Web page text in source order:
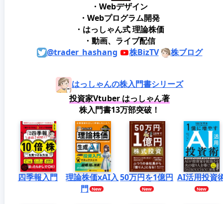
・Webデザイン
・Webプログラム開発
・はっしゃん式 理論株価
・動画、ライブ配信
@trader_hashang
株BizTV 株ブログ
はっしゃんの株入門書シリーズ
投資家Vtuber はっしゃん著
株入門書13万部突破！
四季報入門
理論株価xAI入
門
50万円を1億円 AI活用投資